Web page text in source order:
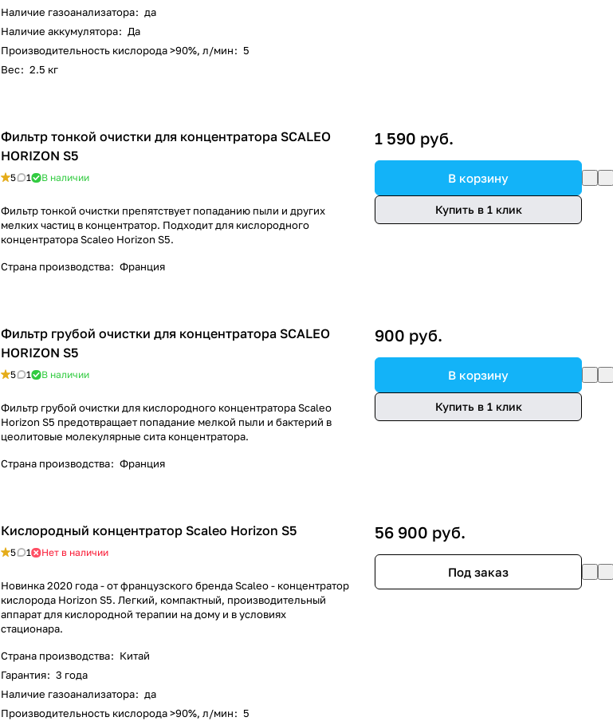
Наличие газоанализатора: да
Наличие аккумулятора: Да
Производительность кислорода >90%, л/мин: 5
Вес: 2.5 кг
Фильтр тонкой очистки для концентратора SCALEO
HORIZON S5
5 1 В наличии
Фильтр тонкой очистки препятствует попаданию пыли и других
мелких частиц в концентратор. Подходит для кислородного
концентратора Scaleo Horizon S5.
Страна производства: Франция
1 590 руб.
В корзину
Купить в 1 клик
Фильтр грубой очистки для концентратора SCALEO
HORIZON S5
5 1 В наличии
Фильтр грубой очистки для кислородного концентратора Scaleo
Horizon S5 предотвращает попадание мелкой пыли и бактерий в
цеолитовые молекулярные сита концентратора.
Страна производства: Франция
900 руб.
В корзину
Купить в 1 клик
Кислородный концентратор Scaleo Horizon S5
5 1 Нет в наличии
Новинка 2020 года - от французского бренда Scaleo - концентратор
кислорода Horizon S5. Легкий, компактный, производительный
аппарат для кислородной терапии на дому и в условиях
стационара.
Страна производства: Китай
Гарантия: 3 года
Наличие газоанализатора: да
Производительность кислорода >90%, л/мин: 5
56 900 руб.
Под заказ